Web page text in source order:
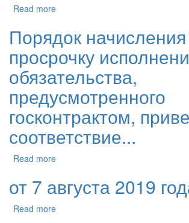
Read more
Порядок
просрочку
обязательства,
предусмотренного
госконтрактом,
соответствие...
Read more
от 7 августа 2019
Read more